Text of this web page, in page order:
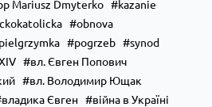
Mariusz Dmyterko
kazanie
obnova
pielgrzymka pogrzeb
synod
вл. Євген Попович
вл. Володимир Ющак
владика Євген
війна в Україні